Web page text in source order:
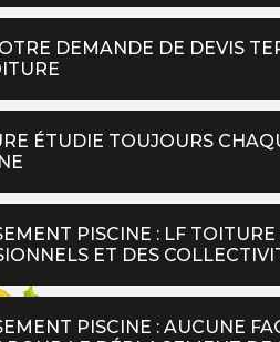
DEMANDE DE DEVIS
ÉTUDIE TOUJOURS
PISCINE : LF
ET DES
PISCINE : AUCUNE